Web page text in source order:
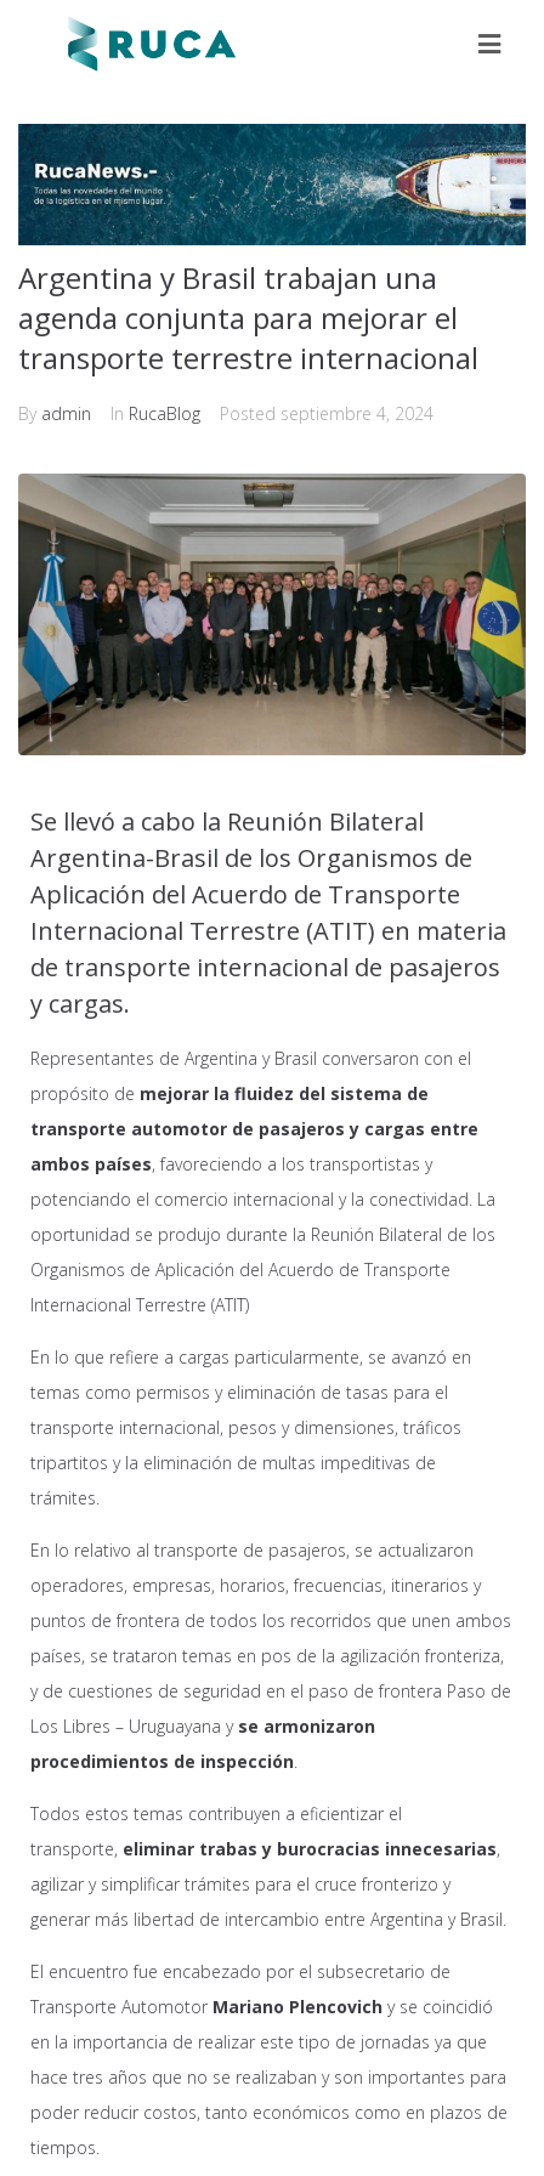
Argentina y Brasil trabajan una
agenda conjunta para mejorar el
transporte terrestre internacional
By admin In RucaBlog Posted septiembre 4, 2024
Se llevó a cabo la Reunión Bilateral
Argentina-Brasil de los Organismos de
Aplicación del Acuerdo de Transporte
Internacional Terrestre (ATIT) en materia
de transporte internacional de pasajeros
y cargas.
Representantes de Argentina y Brasil conversaron con el
propósito de mejorar la fluidez del sistema de
transporte automotor de pasajeros y cargas entre
ambos países, favoreciendo a los transportistas y
potenciando el comercio internacional y la conectividad. La
oportunidad se produjo durante la Reunión Bilateral de los
Organismos de Aplicación del Acuerdo de Transporte
Internacional Terrestre (ATIT)
En lo que refiere a cargas particularmente, se avanzó en
temas como permisos y eliminación de tasas para el
transporte internacional, pesos y dimensiones, tráficos
tripartitos y la eliminación de multas impeditivas de
trámites.
En lo relativo al transporte de pasajeros, se actualizaron
operadores, empresas, horarios, frecuencias, itinerarios y
puntos de frontera de todos los recorridos que unen ambos
países, se trataron temas en pos de la agilización fronteriza,
y de cuestiones de seguridad en el paso de frontera Paso de
Los Libres – Uruguayana y se armonizaron
procedimientos de inspección.
Todos estos temas contribuyen a eficientizar el
transporte, eliminar trabas y burocracias innecesarias,
agilizar y simplificar trámites para el cruce fronterizo y
generar más libertad de intercambio entre Argentina y Brasil.
El encuentro fue encabezado por el subsecretario de
Transporte Automotor Mariano Plencovich y se coincidió
en la importancia de realizar este tipo de jornadas ya que
hace tres años que no se realizaban y son importantes para
poder reducir costos, tanto económicos como en plazos de
tiempos.